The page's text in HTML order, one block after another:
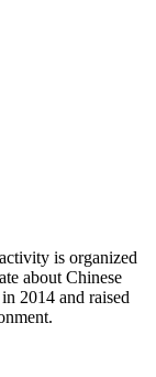
is organized
about Chinese
2014 and raised